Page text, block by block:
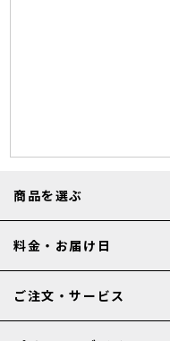
商品を選ぶ
料金・お届け日
ご注文・サービス